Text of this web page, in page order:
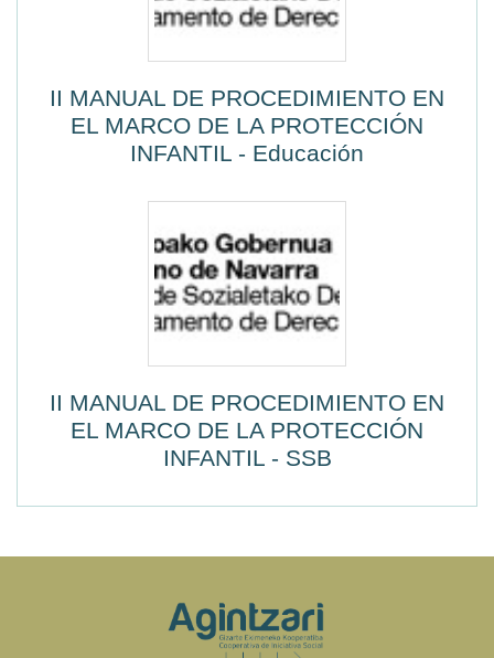
II MANUAL DE PROCEDIMIENTO EN
EL MARCO DE LA PROTECCIÓN
INFANTIL - Educación
II MANUAL DE PROCEDIMIENTO EN
EL MARCO DE LA PROTECCIÓN
INFANTIL - SSB